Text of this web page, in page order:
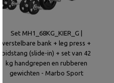
Set MH1_68KG_KIER_G |
verstelbare bank + leg press +
bidstang (slide-in) + set van 42
kg handgrepen en rubberen
gewichten - Marbo Sport